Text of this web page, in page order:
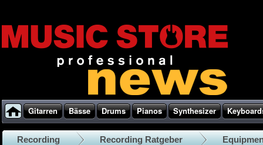
Gitarren Bässe Drums Pianos Synthesizer
Recording Recording Ratgeber